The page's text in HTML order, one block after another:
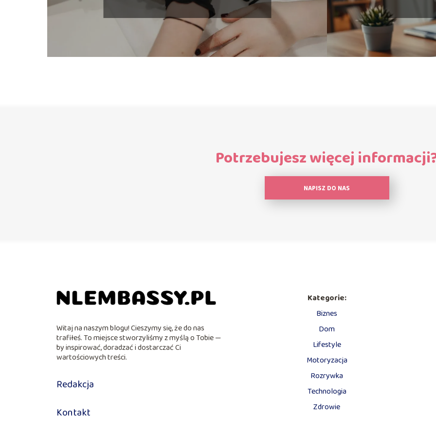
Potrzebujesz więcej
NAPISZ DO NAS
Witaj na naszym blogu! Cieszymy się, że do nas
trafiłeś. To miejsce stworzyliśmy z myślą o Tobie —
by inspirować, doradzać i dostarczać Ci
wartościowych treści.
Redakcja
Kontakt
Kategorie:
Biznes
Dom
Lifestyle
Motoryzacja
Rozrywka
Technologia
Zdrowie